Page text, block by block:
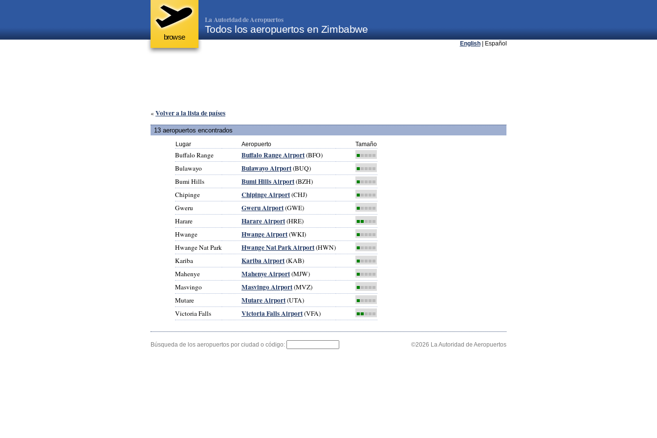
browse
La Autoridad de Aeropuertos
Todos los aeropuertos en Zimbabwe
English| Español
« Volver a la lista de países
13 aeropuertos encontrados
Lugar Aeropuerto Tamaño
Buffalo Range Buffalo Range Airport(BFO) ■■■■■
Bulawayo Bulawayo Airport(BUQ) ■■■■■
Bumi Hills Bumi Hills Airport(BZH) ■■■■■
Chipinge Chipinge Airport(CHJ) ■■■■■
Gweru Gweru Airport(GWE) ■■■■■
Harare Harare Airport(HRE) ■■■■■
Hwange Hwange Airport(WKI) ■■■■■
Hwange Nat Park Hwange Nat Park Airport(HWN) ■■■■■
Kariba Kariba Airport(KAB) ■■■■■
Mahenye Mahenye Airport(MJW) ■■■■■
Masvingo Masvingo Airport(MVZ) ■■■■■
Mutare Mutare Airport(UTA) ■■■■■
Victoria Falls Victoria Falls Airport(VFA) ■■■■■
Búsqueda de los aeropuertos por ciudad o código: ©2026 La Autoridad de Aeropuertos